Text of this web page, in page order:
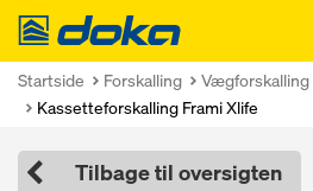
Doka
Startside Forskalling
Vægforskalling
Kassetteforskalling Frami Xlife
Tilbage til oversigten